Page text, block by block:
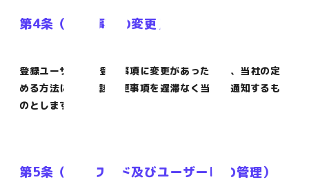
第4条（登録事項の変更）
登録ユーザーは、登録事項に変更があった場合、当社の定
める方法により当該変更事項を遅滞なく当社に通知するも
のとします。
第5条（パスワード及びユーザーIDの管理）